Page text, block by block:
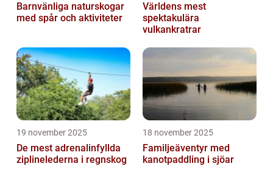
Barnvänliga naturskogar
med spår och aktiviteter
Världens mest
spektakulära
vulkankratrar
19 november 2025
De mest adrenalinfyllda
ziplinelederna i regnskog
18 november 2025
Familjeäventyr med
kanotpaddling i sjöar